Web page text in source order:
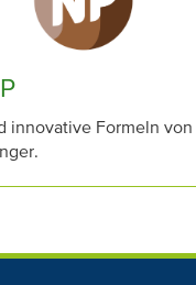
innovative Formeln